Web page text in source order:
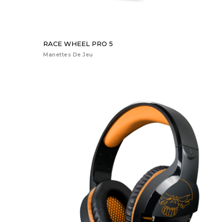
RACE WHEEL PRO 5
Manettes De Jeu